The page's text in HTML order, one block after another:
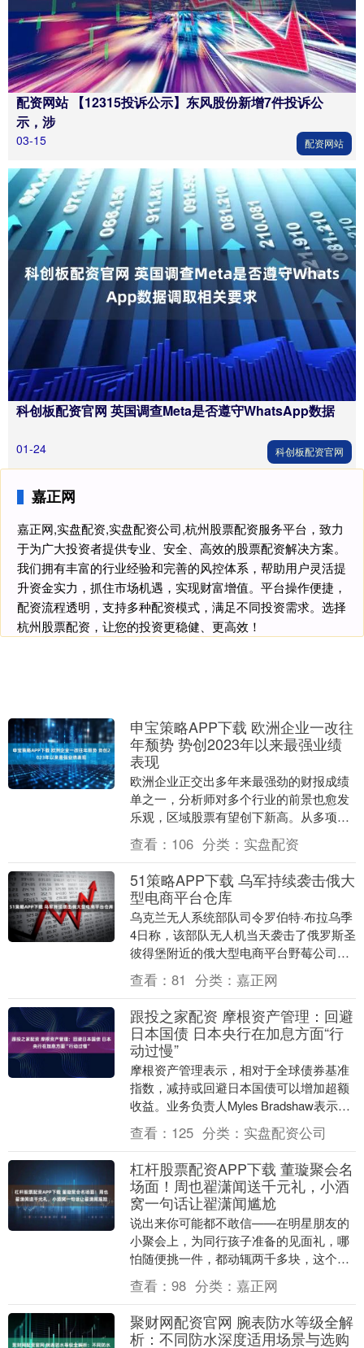
配资网站 【12315投诉公示】东风股份新增7件投诉公
示，涉
03-15 配资网站
科创板配资官网 英国调查Meta是否遵守WhatsApp数据
01-24 科创板配资官网
嘉正网
嘉正网,实盘配资,实盘配资公司,杭州股票配资服务平台，致力
于为广大投资者提供专业、安全、高效的股票配资解决方案。
我们拥有丰富的行业经验和完善的风控体系，帮助用户灵活提
升资金实力，抓住市场机遇，实现财富增值。平台操作便捷，
配资流程透明，支持多种配资模式，满足不同投资需求。选择
杭州股票配资，让您的投资更稳健、更高效！
申宝策略APP下载 欧洲企业一改往
年颓势 势创2023年以来最强业绩
表现
欧洲企业正交出多年来最强劲的财报成绩
单之一，分析师对多个行业的前景也愈发
乐观，区域股票有望创下新高。从多项指
标来看，本轮财报季都表现亮眼：MSCI欧
洲指数的利润....
查看： 106 分类： 实盘配资
51策略APP下载 乌军持续袭击俄大
型电商平台仓库
乌克兰无人系统部队司令罗伯特·布拉乌季
4日称，该部队无人机当天袭击了俄罗斯圣
彼得堡附近的俄大型电商平台野莓公司的
仓库，并引发火灾。布拉乌季当天在社交
媒体上发文称....
查看： 81 分类： 嘉正网
跟投之家配资 摩根资产管理：回避
日本国债 日本央行在加息方面“行
动过慢”
摩根资产管理表示，相对于全球债券基准
指数，减持或回避日本国债可以增加超额
收益。业务负责人Myles Bradshaw表示，
日本央行在政策正常化和加息方面依
然“行....
查看： 125 分类： 实盘配资公司
杠杆股票配资APP下载 董璇聚会名
场面！周也翟潇闻送千元礼，小酒
窝一句话让翟潇闻尴尬
说出来你可能都不敢信——在明星朋友的
小聚会上，为同行孩子准备的见面礼，哪
怕随便挑一件，都动辄两千多块，这个数
字，轻轻松松就能顶得上普通人半个月的
生活开销。前不久....
查看： 98 分类： 嘉正网
聚财网配资官网 腕表防水等级全解
析：不同防水深度适用场景与选购